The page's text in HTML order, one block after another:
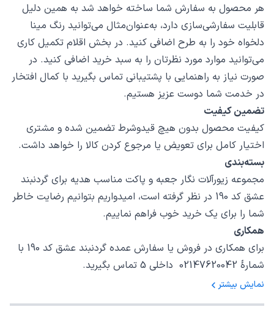
هر محصول به سفارش شما ساخته خواهد شد به همین دلیل
قابلیت سفارشی‌سازی دارد، به‌عنوان‌مثال می‌توانید رنگ مینا
دلخواه خود را به طرح اضافی کنید. در بخش اقلام تکمیل کاری
می‌توانید موارد مورد نظرتان را به سبد خرید اضافی کنید. در
صورت نیاز به راهنمایی با پشتیبانی تماس بگیرید با کمال افتخار
در خدمت شما دوست عزیز هستیم.
تضمین کیفیت
کیفیت محصول بدون هیچ قیدوشرط تضمین شده و مشتری
اختیار کامل برای تعویض یا مرجوع کردن کالا را خواهد داشت.
بسته‌بندی
مجموعه زیورآلات نگار جعبه و پاکت مناسب هدیه برای گردنبند
عشق کد 190 در نظر گرفته است، امیدواریم بتوانیم رضایت خاطر
شما را برای یک خرید خوب فراهم نماییم.
همکاری
برای همکاری در فروش یا سفارش عمده گردنبند عشق کد 190 با
شمارهٔ 02147620042 داخلی 5 تماس بگیرید.
نمایش بیشتر